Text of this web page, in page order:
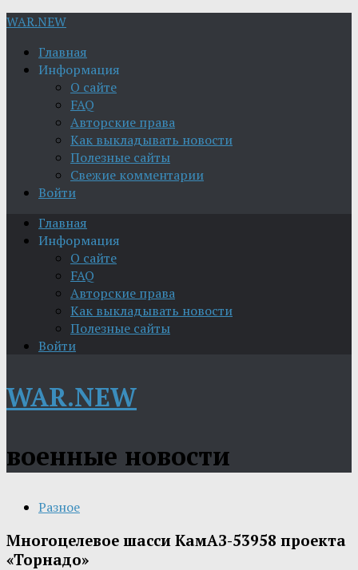
WAR.NEW
Главная
Информация
О сайте
FAQ
Авторские права
Как выкладывать новости
Полезные сайты
Свежие комментарии
Войти
Главная
Информация
О сайте
FAQ
Авторские права
Как выкладывать новости
Полезные сайты
Войти
WAR.NEW
военные новости
Разное
Многоцелевое шасси КамАЗ-53958 проекта
«Торнадо»